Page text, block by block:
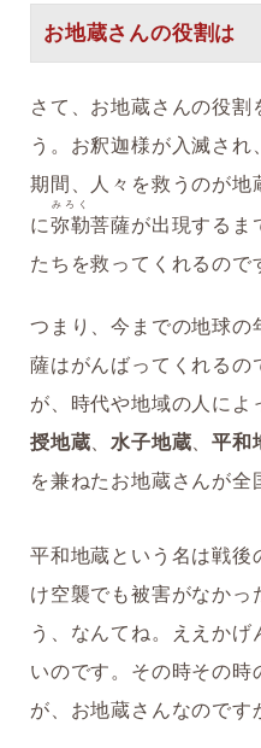
お地蔵さんの役割は
さて、お地蔵さんの役割
う。お釈迦様が入滅さ
期間、人々を救うのが
に弥勒
みろく
菩薩が出現するま
たちを救ってくれるので
つまり、今までの地球
薩はがんばってくれる
が、時代や地域の人によ
授地蔵、水子地蔵、平和
を兼ねたお地蔵さんが全
平和地蔵という名は戦
け空襲でも被害がなかっ
う、なんてね。ええか
いのです。その時その
が、お地蔵さんなのです